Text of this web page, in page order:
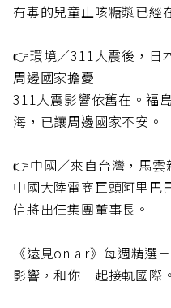
有毒的兒童止咳糖漿已經
👉環境／311大震後，日
周邊國家擔憂
311大震影響依舊在。福
海，已讓周邊國家不安。
👉中國／來自台灣，馬雲
中國大陸電商巨頭阿里巴
信將出任集團董事長。
《遠見on air》每週精選
影響，和你一起接軌國際。